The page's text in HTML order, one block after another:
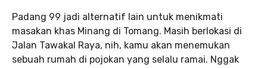
Padang 99 jadi alternatif lain untuk menikmati
masakan khas Minang di Tomang. Masih berlokasi di
Jalan Tawakal Raya, nih, kamu akan menemukan
sebuah rumah di pojokan yang selalu ramai. Nggak